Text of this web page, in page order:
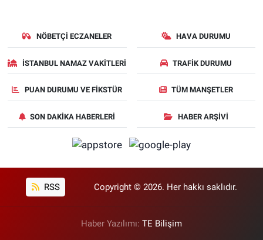
NÖBETÇI ECZANELER HAVA DURUMU
İSTANBUL NAMAZ VAKITLERI TRAFIK DURUMU
PUAN DURUMU VE FIKSTÜR TÜM MANŞETLER
SON DAKIKA HABERLERI HABER ARŞIVI
RSS Copyright © 2026. Her hakkı saklıdır.
Haber Yazılımı: TE Bilişim